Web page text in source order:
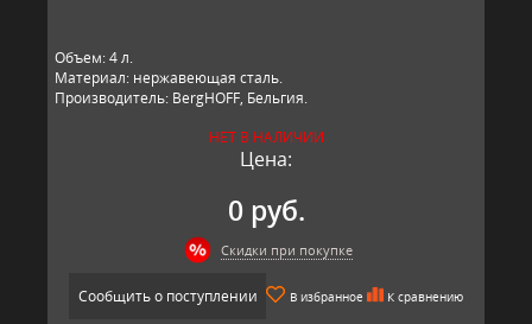
Объем: 4 л.
Материал: нержавеющая сталь.
Производитель: BergHOFF, Бельгия.
НЕТ В НАЛИЧИИ
Цена:
0 руб.
Скидки при покупке
Сообщить о поступлении В избранное К сравнению